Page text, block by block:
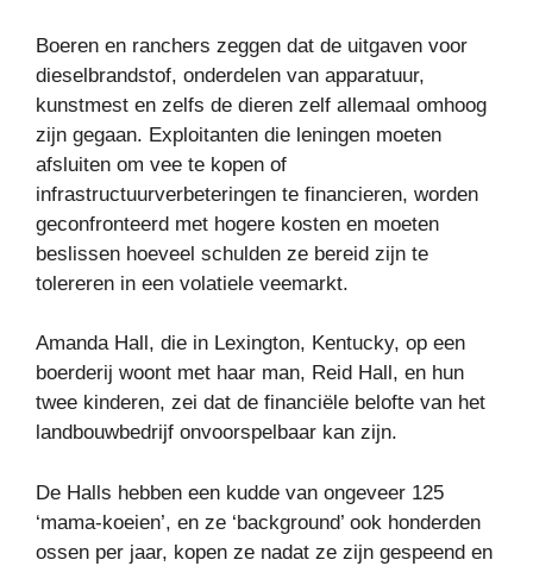
Boeren en ranchers zeggen dat de uitgaven voor
dieselbrandstof, onderdelen van apparatuur,
kunstmest en zelfs de dieren zelf allemaal omhoog
zijn gegaan. Exploitanten die leningen moeten
afsluiten om vee te kopen of
infrastructuurverbeteringen te financieren, worden
geconfronteerd met hogere kosten en moeten
beslissen hoeveel schulden ze bereid zijn te
tolereren in een volatiele veemarkt.
Amanda Hall, die in Lexington, Kentucky, op een
boerderij woont met haar man, Reid Hall, en hun
twee kinderen, zei dat de financiële belofte van het
landbouwbedrijf onvoorspelbaar kan zijn.
De Halls hebben een kudde van ongeveer 125
‘mama-koeien’, en ze ‘background’ ook honderden
ossen per jaar, kopen ze nadat ze zijn gespeend en